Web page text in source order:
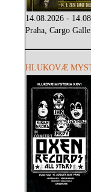
14.08.2026 -
Praha, Cargo
HLUKOVÆ